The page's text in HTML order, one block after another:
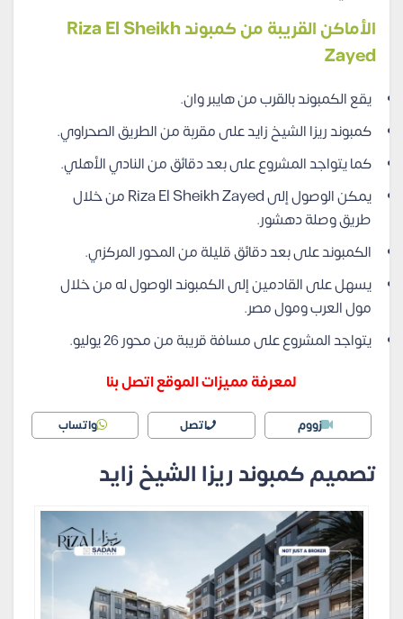
الأماكن القريبة من كمبوند Riza El Sheikh
Zayed
يقع الكمبوند بالقرب من هايبر وان.
كمبوند ريزا الشيخ زايد على مقربة من الطريق الصحراوي.
كما يتواجد المشروع على بعد دقائق من النادي الأهلي.
يمكن الوصول إلى Riza El Sheikh Zayed من خلال
طريق وصلة دهشور.
الكمبوند على بعد دقائق قليلة من المحور المركزي.
يسهل على القادمين إلى الكمبوند الوصول له من خلال
مول العرب ومول مصر.
يتواجد المشروع على مسافة قريبة من محور 26 يوليو.
لمعرفة مميزات الموقع اتصل بنا
زووم اتصل واتساب
تصميم كمبوند ريزا الشيخ زايد